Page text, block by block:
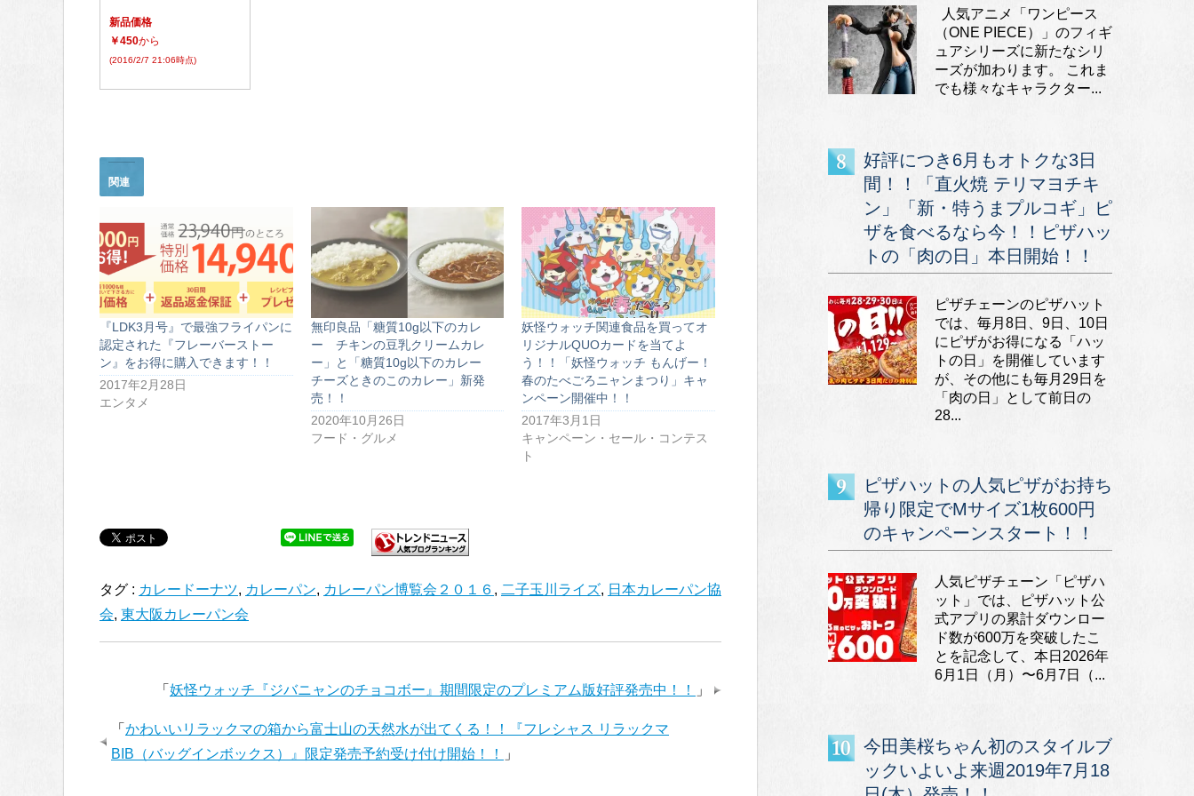
新品価格
￥450から
(2016/2/7 21:06時点)
関連
『LDK3月号』で最強フライパンに
認定された『フレーバーストー
ン』をお得に購入できます！！
2017年2月28日
エンタメ
無印良品「糖質10g以下のカレ
ー チキンの豆乳クリームカレ
ー」と「糖質10g以下のカレー
チーズときのこのカレー」新発
売！！
2020年10月26日
フード・グルメ
妖怪ウォッチ関連食品を買ってオ
リジナルQUOカードを当てよ
う！！「妖怪ウォッチ もんげー！
春のたべごろニャンまつり」キャ
ンペーン開催中！！
2017年3月1日
キャンペーン・セール・コンテス
ト
タグ : カレードーナツ, カレーパン, カレーパン博覧会２０１６ , 二子玉川ライズ, 日本カレーパン協
会, 東大阪カレーパン会
「 妖怪ウォッチ『ジバニャンのチョコボー』期間限定のプレミアム版好評発売中！！ 」
「 かわいいリラックマの箱から富士山の天然水が出てくる！！『フレシャス リラックマ
BIB（バッグインボックス）』限定発売予約受け付け開始！！
」
人気アニメ「ワンピース
（ONE PIECE）」のフィギ
ュアシリーズに新たなシリ
ーズが加わります。 これま
でも様々なキャラクター...
好評につき6月もオトクな3日
間！！「直火焼 テリマヨチキ
ン」「新・特うまプルコギ」ピ
ザを食べるなら今！！ピザハッ
トの「肉の日」本日開始！！
ピザチェーンのピザハット
では、毎月8日、9日、10日
にピザがお得になる「ハッ
トの日」を開催しています
が、その他にも毎月29日を
「肉の日」として前日の
28...
ピザハットの人気ピザがお持ち
帰り限定でMサイズ1枚600円
のキャンペーンスタート！！
人気ピザチェーン「ピザハ
ット」では、ピザハット公
式アプリの累計ダウンロー
ド数が600万を突破したこ
とを記念して、本日2026年
6月1日（月）〜6月7日（...
今田美桜ちゃん初のスタイルブ
ックいよいよ来週2019年7月18